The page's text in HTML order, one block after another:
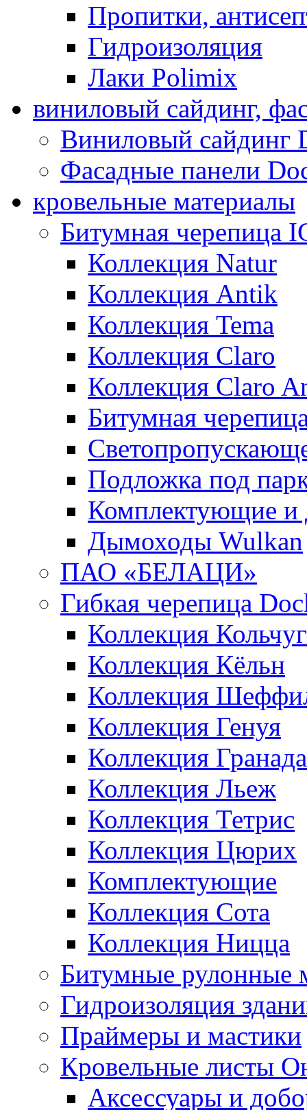
Пропитки,
Гидроизоляция
Лаки Polimix
виниловый сайдинг,
Виниловый сайдинг
Фасадные панели
кровельные материалы
Битумная черепица
Коллекция Natur
Коллекция Antik
Коллекция Tema
Коллекция Claro
Коллекция Claro
Битумная
Подложка под
Комплектующие и
Дымоходы Wulkan
ПАО «БЕЛАЦИ»
Гибкая черепица
Коллекция
Коллекция Кёльн
Коллекция
Коллекция Генуя
Коллекция Гранада
Коллекция Льеж
Коллекция Тетрис
Коллекция Цюрих
Комплектующие
Коллекция Сота
Коллекция Ницца
Битумные рулонные
Гидроизоляция
Праймеры и мастики
Кровельные листы
Аксессуары и